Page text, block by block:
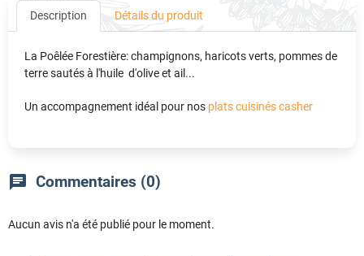
Description Détails du produit
La Poêlée Forestière: champignons, haricots verts, pommes de
terre sautés à l'huile d'olive et ail...
Un accompagnement idéal pour nos plats cuisinés casher
chat Commentaires (0)
Aucun avis n'a été publié pour le moment.